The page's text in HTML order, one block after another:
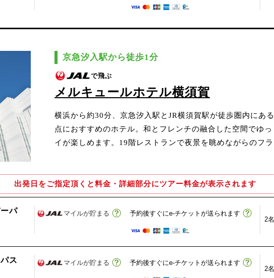
京急汐入駅から徒歩1分
で飛ぶ
メルキュールホテル横須賀
横浜から約30分、京急汐入駅とJR横須賀駅が徒歩圏内にあ
点におすすめのホテル。和とフレンチの融合した空間でゆ
イが楽しめます。19階レストランで夜景を眺めながらのフ
出発日をご指定頂くと料金・詳細部分にツアー料金が表示されます
パ
マイルが貯まる
予約後すぐにe-チケットが送られます
2
ス
マイルが貯まる
予約後すぐにe-チケットが送られます
2